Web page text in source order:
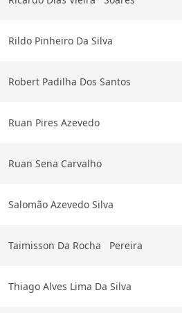
Rildo Pinheiro Da Silva
Robert Padilha Dos Santos
Ruan Pires Azevedo
Ruan Sena Carvalho
Salomão Azevedo Silva
Taimisson Da Rocha Pereira
Thiago Alves Lima Da Silva